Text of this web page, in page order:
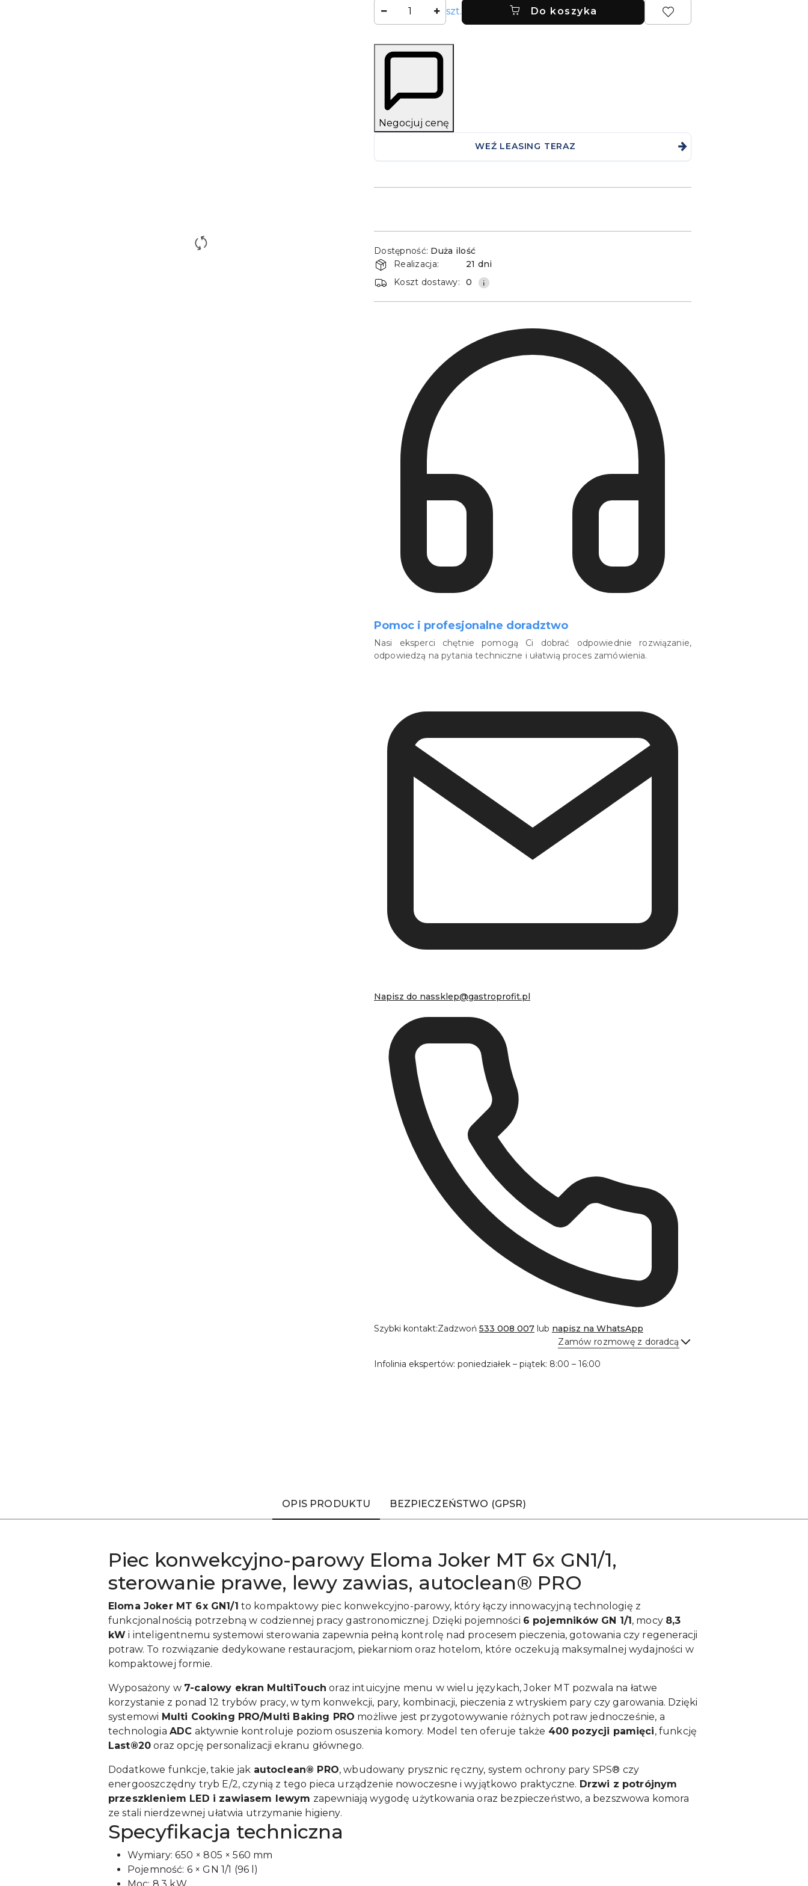
szt. Do koszyka
Negocjuj cenę
WEŹ LEASING TERAZ
i
dostawa
Dostępność: Duża ilość
Realizacja:
21 dni
Koszt dostawy:
0
Pomoc i profesjonalne doradztwo
Nasi eksperci chętnie pomogą Ci dobrać odpowiednie rozwiązanie,
odpowiedzą na pytania techniczne i ułatwią proces zamówienia.
Napisz do nassklep@gastroprofit.pl
Szybki kontakt:Zadzwoń 533 008 007 lub napisz na WhatsApp
Zamów rozmowę z doradcą
Infolinia ekspertów: poniedziałek – piątek: 8:00 – 16:00
OPIS PRODUKTU BEZPIECZEŃSTWO (GPSR)
Piec konwekcyjno-parowy Eloma Joker MT 6x GN1/1,
sterowanie prawe, lewy zawias, autoclean® PRO
Eloma Joker MT 6x GN1/1 to kompaktowy piec konwekcyjno-parowy, który łączy innowacyjną technologię z
funkcjonalnością potrzebną w codziennej pracy gastronomicznej. Dzięki pojemności 6 pojemników GN 1/1 , mocy 8,3
kW i inteligentnemu systemowi sterowania zapewnia pełną kontrolę nad procesem pieczenia, gotowania czy regeneracji
potraw. To rozwiązanie dedykowane restauracjom, piekarniom oraz hotelom, które oczekują maksymalnej wydajności w
kompaktowej formie.
Wyposażony w 7-calowy ekran MultiTouch oraz intuicyjne menu w wielu językach, Joker MT pozwala na łatwe
korzystanie z ponad 12 trybów pracy, w tym konwekcji, pary, kombinacji, pieczenia z wtryskiem pary czy garowania. Dzięki
systemowi Multi Cooking PRO/Multi Baking PRO możliwe jest przygotowywanie różnych potraw jednocześnie, a
technologia ADC aktywnie kontroluje poziom osuszenia komory. Model ten oferuje także 400 pozycji pamięci, funkcję
Last®20 oraz opcję personalizacji ekranu głównego.
Dodatkowe funkcje, takie jak autoclean® PRO, wbudowany prysznic ręczny, system ochrony pary SPS® czy
energooszczędny tryb E/2, czynią z tego pieca urządzenie nowoczesne i wyjątkowo praktyczne. Drzwi z potrójnym
przeszkleniem LED i zawiasem lewym zapewniają wygodę użytkowania oraz bezpieczeństwo, a bezszwowa komora
ze stali nierdzewnej ułatwia utrzymanie higieny.
Specyfikacja techniczna
Wymiary: 650 × 805 × 560 mm
Pojemność: 6 × GN 1/1 (96 l)